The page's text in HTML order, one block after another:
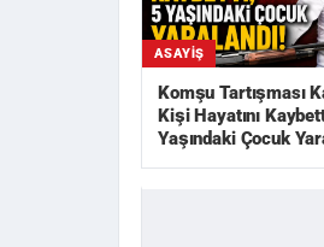
ASAYIŞ
Komşu Tartışması
Kişi Hayatını
Yaşındaki Çocuk